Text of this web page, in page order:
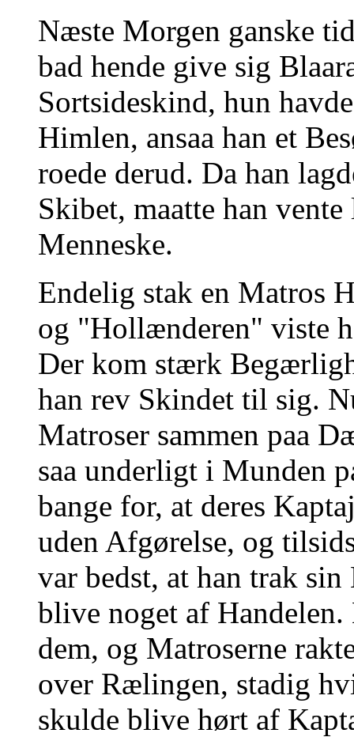
Næste Morgen ganske
bad hende give sig
Sortsideskind, hun
Himlen, ansaa han et
roede derud. Da han
Skibet, maatte han
Menneske.
Endelig stak en Matros
og "Hollænderen" viste
Der kom stærk
han rev Skindet til sig.
Matroser sammen paa
saa underligt i Munden
bange for, at deres
uden Afgørelse, og
var bedst, at han trak
blive noget af
dem, og Matroserne
over Rælingen, stadig
skulde blive hørt af